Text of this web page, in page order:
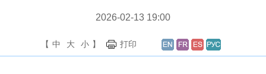
2026-02-13 19:00
【 中 大 小 】 打印